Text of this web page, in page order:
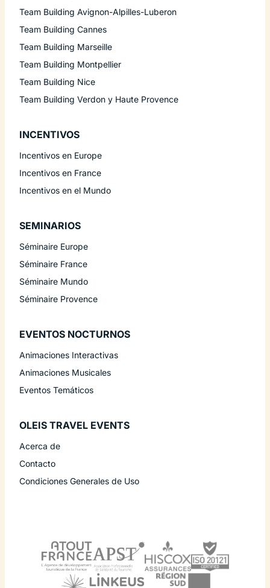
Team Building Avignon-Alpilles-Luberon
Team Building Cannes
Team Building Marseille
Team Building Montpellier
Team Building Nice
Team Building Verdon y Haute Provence
INCENTIVOS
Incentivos en Europe
Incentivos en France
Incentivos en el Mundo
SEMINARIOS
Séminaire Europe
Séminaire France
Séminaire Mundo
Séminaire Provence
EVENTOS NOCTURNOS
Animaciones Interactivas
Animaciones Musicales
Eventos Temáticos
OLEIS TRAVEL EVENTS
Acerca de
Contacto
Condiciones Generales de Uso